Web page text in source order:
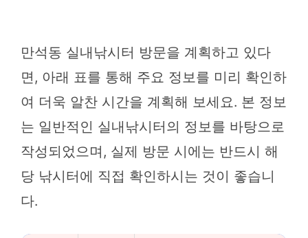
만석동 실내낚시터 방문을 계획하고 있다
면, 아래 표를 통해 주요 정보를 미리 확인하
여 더욱 알찬 시간을 계획해 보세요. 본 정보
는 일반적인 실내낚시터의 정보를 바탕으로
작성되었으며, 실제 방문 시에는 반드시 해
당 낚시터에 직접 확인하시는 것이 좋습니
다.